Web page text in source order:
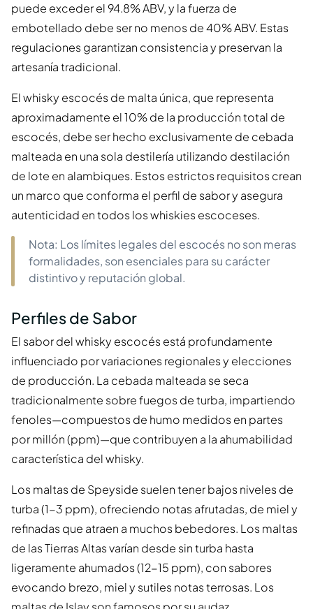
puede exceder el 94.8% ABV, y la fuerza de
embotellado debe ser no menos de 40% ABV. Estas
regulaciones garantizan consistencia y preservan la
artesanía tradicional.
El whisky escocés de malta única, que representa
aproximadamente el 10% de la producción total de
escocés, debe ser hecho exclusivamente de cebada
malteada en una sola destilería utilizando destilación
de lote en alambiques. Estos estrictos requisitos crean
un marco que conforma el perfil de sabor y asegura
autenticidad en todos los whiskies escoceses.
Nota: Los límites legales del escocés no son meras
formalidades, son esenciales para su carácter
distintivo y reputación global.
Perfiles de Sabor
El sabor del whisky escocés está profundamente
influenciado por variaciones regionales y elecciones
de producción. La cebada malteada se seca
tradicionalmente sobre fuegos de turba, impartiendo
fenoles—compuestos de humo medidos en partes
por millón (ppm)—que contribuyen a la ahumabilidad
característica del whisky.
Los maltas de Speyside suelen tener bajos niveles de
turba (1-3 ppm), ofreciendo notas afrutadas, de miel y
refinadas que atraen a muchos bebedores. Los maltas
de las Tierras Altas varían desde sin turba hasta
ligeramente ahumados (12-15 ppm), con sabores
evocando brezo, miel y sutiles notas terrosas. Los